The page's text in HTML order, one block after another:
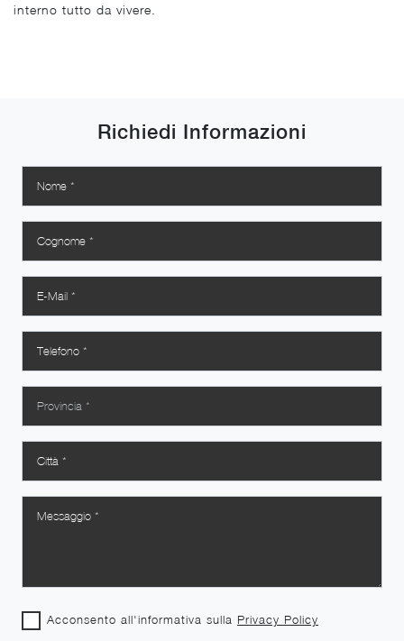
interno tutto da vivere.
Richiedi Informazioni
Acconsento all'informativa sulla Privacy Policy